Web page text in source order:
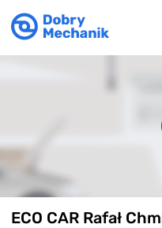
ECO CAR Rafał